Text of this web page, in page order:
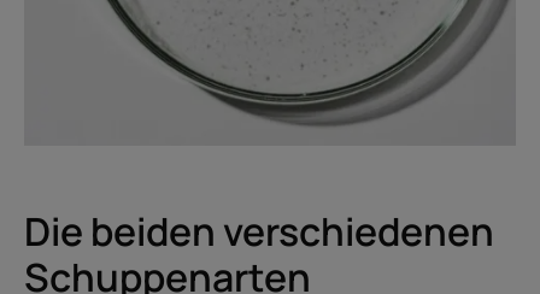
Die beiden verschiedenen
Schuppenarten